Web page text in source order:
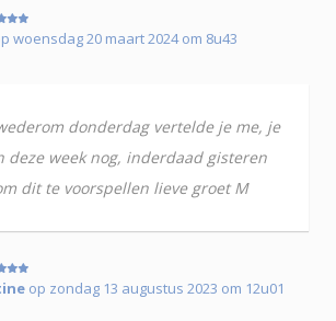
woensdag 20 maart 2024 om 8u43
donderdag vertelde je me, je
deze week nog, inderdaad gisteren
dit te voorspellen lieve groet M
op zondag 13 augustus 2023 om 12u01